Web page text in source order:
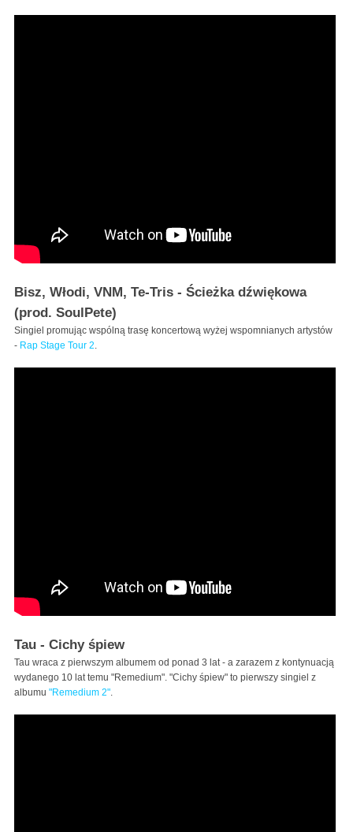
Bisz, Włodi, VNM, Te-Tris - Ścieżka dźwiękowa
(prod. SoulPete)
Singiel promując wspólną trasę koncertową wyżej wspomnianych artystów
- Rap Stage Tour 2.
Tau - Cichy śpiew
Tau wraca z pierwszym albumem od ponad 3 lat - a zarazem z kontynuacją
wydanego 10 lat temu "Remedium". "Cichy śpiew" to pierwszy singiel z
albumu "Remedium 2".